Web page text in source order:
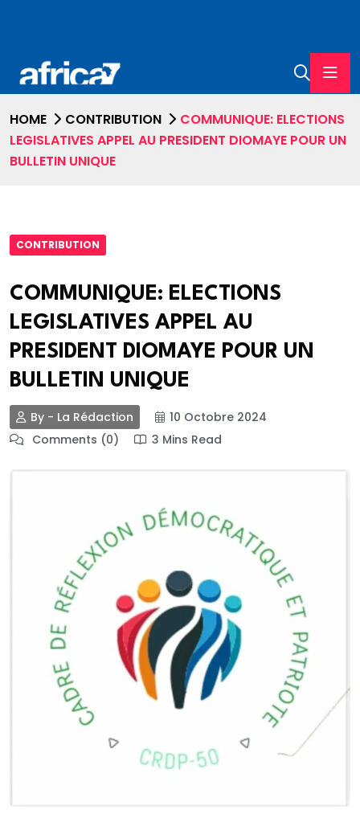
HOME CONTRIBUTION
COMMUNIQUE: ELECTIONS
LEGISLATIVES APPEL AU PRESIDENT DIOMAYE POUR UN
BULLETIN UNIQUE
CONTRIBUTION
COMMUNIQUE: ELECTIONS
LEGISLATIVES APPEL AU
PRESIDENT DIOMAYE POUR UN
BULLETIN UNIQUE
By - La Rédaction
10 Octobre 2024
Comments (0)
3 Mins Read